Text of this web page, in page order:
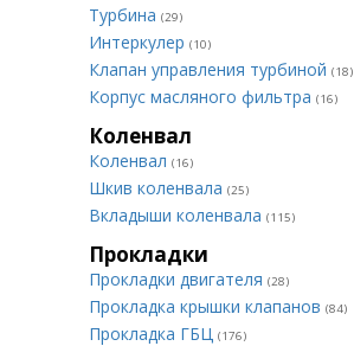
Турбина (29)
Интеркулер (10)
Клапан управления турбиной (18)
Корпус масляного фильтра (16)
Коленвал
Коленвал (16)
Шкив коленвала (25)
Вкладыши коленвала (115)
Прокладки
Прокладки двигателя (28)
Прокладка крышки клапанов (84)
Прокладка ГБЦ (176)